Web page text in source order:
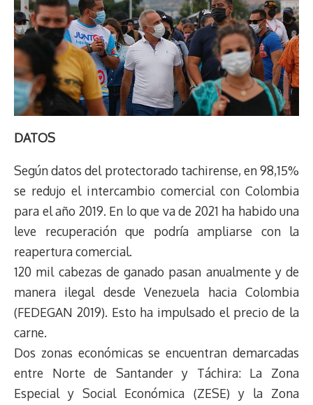
DATOS
Según datos del protectorado tachirense, en 98,15%
se redujo el intercambio comercial con Colombia
para el año 2019. En lo que va de 2021 ha habido una
leve recuperación que podría ampliarse con la
reapertura comercial.
120 mil cabezas de ganado pasan anualmente y de
manera ilegal desde Venezuela hacia Colombia
(FEDEGAN 2019). Esto ha impulsado el precio de la
carne.
Dos zonas económicas se encuentran demarcadas
entre Norte de Santander y Táchira: La Zona
Especial y Social Económica (ZESE) y la Zona